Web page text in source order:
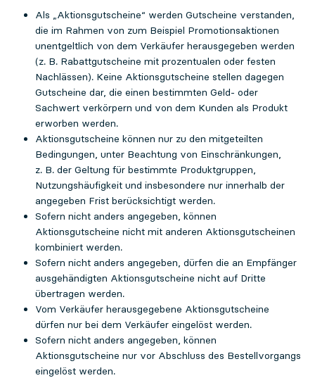
Als „Aktionsgutscheine“ werden Gutscheine verstanden,
die im Rahmen von zum Beispiel Promotionsaktionen
unentgeltlich von dem Verkäufer herausgegeben werden
(z. B. Rabattgutscheine mit prozentualen oder festen
Nachlässen). Keine Aktionsgutscheine stellen dagegen
Gutscheine dar, die einen bestimmten Geld- oder
Sachwert verkörpern und von dem Kunden als Produkt
erworben werden.
Aktionsgutscheine können nur zu den mitgeteilten
Bedingungen, unter Beachtung von Einschränkungen,
z. B. der Geltung für bestimmte Produktgruppen,
Nutzungshäufigkeit und insbesondere nur innerhalb der
angegeben Frist berücksichtigt werden.
Sofern nicht anders angegeben, können
Aktionsgutscheine nicht mit anderen Aktionsgutscheinen
kombiniert werden.
Sofern nicht anders angegeben, dürfen die an Empfänger
ausgehändigten Aktionsgutscheine nicht auf Dritte
übertragen werden.
Vom Verkäufer herausgegebene Aktionsgutscheine
dürfen nur bei dem Verkäufer eingelöst werden.
Sofern nicht anders angegeben, können
Aktionsgutscheine nur vor Abschluss des Bestellvorgangs
eingelöst werden.